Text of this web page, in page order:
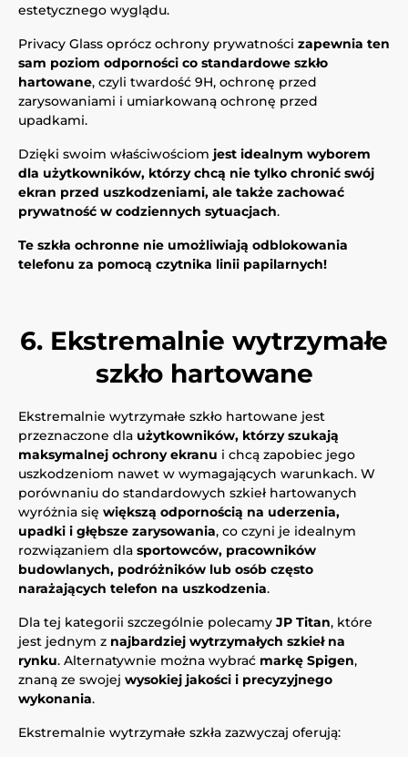
estetycznego wyglądu.
Privacy Glass oprócz ochrony prywatności zapewnia ten
sam poziom odporności co standardowe szkło
hartowane, czyli twardość 9H, ochronę przed
zarysowaniami i umiarkowaną ochronę przed
upadkami.
Dzięki swoim właściwościom jest idealnym wyborem
dla użytkowników, którzy chcą nie tylko chronić swój
ekran przed uszkodzeniami, ale także zachować
prywatność w codziennych sytuacjach.
Te szkła ochronne nie umożliwiają odblokowania
telefonu za pomocą czytnika linii papilarnych!
6. Ekstremalnie wytrzymałe
szkło hartowane
Ekstremalnie wytrzymałe szkło hartowane jest
przeznaczone dla użytkowników, którzy szukają
maksymalnej ochrony ekranu i chcą zapobiec jego
uszkodzeniom nawet w wymagających warunkach. W
porównaniu do standardowych szkieł hartowanych
wyróżnia się większą odpornością na uderzenia,
upadki i głębsze zarysowania, co czyni je idealnym
rozwiązaniem dla sportowców, pracowników
budowlanych, podróżników lub osób często
narażających telefon na uszkodzenia.
Dla tej kategorii szczególnie polecamy JP Titan, które
jest jednym z najbardziej wytrzymałych szkieł na
rynku. Alternatywnie można wybrać markę Spigen,
znaną ze swojej wysokiej jakości i precyzyjnego
wykonania.
Ekstremalnie wytrzymałe szkła zazwyczaj oferują: